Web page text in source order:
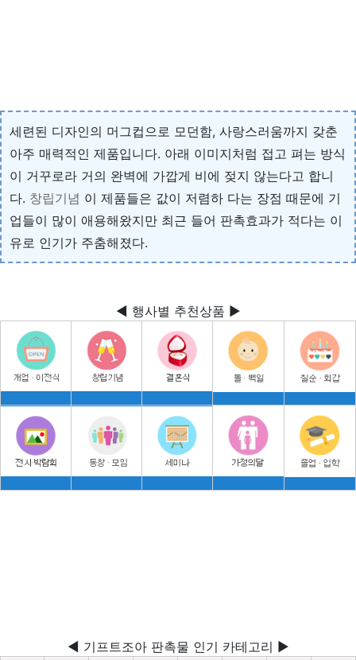
세련된 디자인의 머그컵으로 모던함, 사랑스러움까지 갖춘
아주 매력적인 제품입니다. 아래 이미지처럼 접고 펴는 방식
이 거꾸로라 거의 완벽에 가깝게 비에 젖지 않는다고 합니
다. 창립기념 이 제품들은 값이 저렴하 다는 장점 때문에 기
업들이 많이 애용해왔지만 최근 들어 판촉효과가 적다는 이
유로 인기가 주춤해졌다.
◀ 행사별 추천상품 ▶
◀ 기프트조아 판촉물 인기 카테고리 ▶